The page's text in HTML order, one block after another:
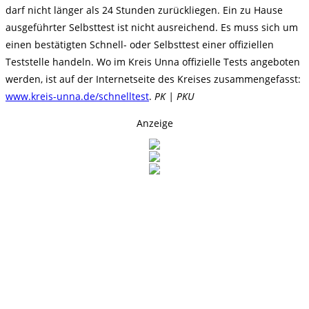
darf nicht länger als 24 Stunden zurückliegen. Ein zu Hause
ausgeführter Selbsttest ist nicht ausreichend. Es muss sich um
einen bestätigten Schnell- oder Selbsttest einer offiziellen
Teststelle handeln. Wo im Kreis Unna offizielle Tests angeboten
werden, ist auf der Internetseite des Kreises zusammengefasst:
www.kreis-unna.de/schnelltest. PK | PKU
Anzeige